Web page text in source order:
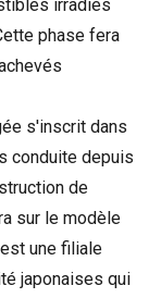
irradiés
phase fera
s'inscrit dans
conduite depuis
de
sur le modèle
une filiale
japonaises qui